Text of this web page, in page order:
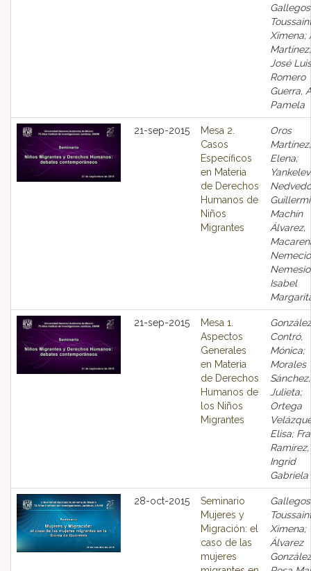
Gallegos
Ximena;
Martínez,
José
Romero
Guerra,
Pamela
21-sep-2015
Mesa 2.
Casos
Específicos
en Materia
de Derechos
Humanos de
Niños
Migrantes
Oros
Martínez,
Elena;
Machín
Álvarez,
Nemecio
Isabel
21-sep-2015
Mesa 1.
Aspectos
Generales
en Materia
de Derechos
Humanos de
los Niños
Migrantes
González
Contró,
Mónica;
Morales
Sánchez,
Julieta;
Ortega
Elisa;
Ramírez,
Ingrid
Gabriela
28-oct-2015
Seminario
Mujeres y
Migración: el
caso de las
mujeres
Gallegos
Ximena;
Álvarez